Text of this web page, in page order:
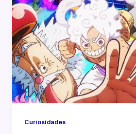
Curiosidades